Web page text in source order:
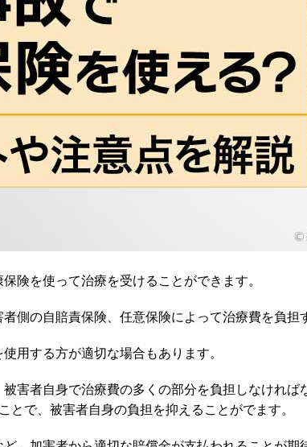
険を使って治療を受けることができます。
側の自賠責保険、任意保険によって治療費を負担
用する方が適切な場合もあります。
害者自身で治療費の多くの部分を負担しなければ
とで、被害者自身の負担を抑えることがでます。